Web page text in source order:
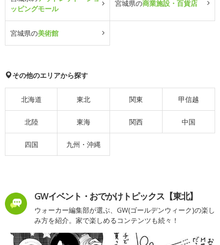
ッピングモール
宮城県の商業施設・百貨店
宮城県の美術館
その他のエリアから探す
北海道 東北 関東 甲信越
北陸 東海 関西 中国
四国 九州・沖縄
GWイベント・おでかけトピックス【東北】
ウォーカー編集部が選ぶ、GW(ゴールデンウィーク)の楽し
み方を紹介。家で楽しめるコンテンツも続々！